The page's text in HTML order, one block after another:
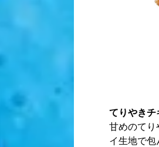
てりやきチ
甘めのてり
イ生地で包